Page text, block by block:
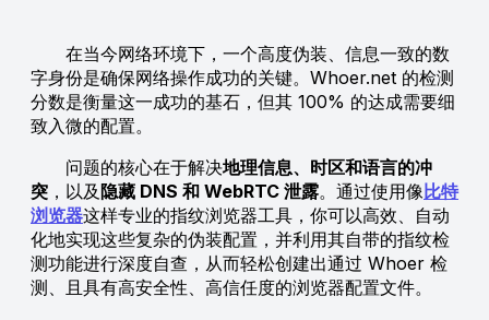
在当今网络环境下，一个高度伪装、信息一致的数
字身份是确保网络操作成功的关键。Whoer.net 的检测
分数是衡量这一成功的基石，但其 100% 的达成需要细
致入微的配置。
问题的核心在于解决地理信息、时区和语言的冲
突 ，以及 隐藏 DNS 和 WebRTC 泄露。通过使用像比特
浏览器这样专业的指纹浏览器工具，你可以高效、自动
化地实现这些复杂的伪装配置，并利用其自带的指纹检
测功能进行深度自查，从而轻松创建出通过 Whoer 检
测、且具有高安全性、高信任度的浏览器配置文件。